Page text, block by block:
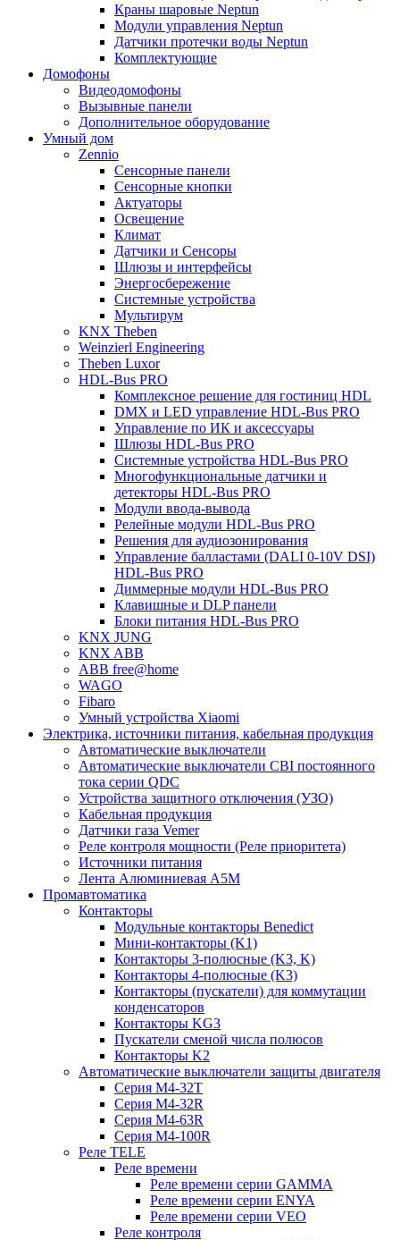
Краны шаровые Neptun
Модули управления Neptun
Датчики протечки воды Neptun
Комплектующие
Домофоны
Видеодомофоны
Вызывные панели
Дополнительное оборудование
Умный дом
Zennio
Сенсорные панели
Сенсорные кнопки
Актуаторы
Освещение
Климат
Датчики и Сенсоры
Шлюзы и интерфейсы
Энергосбережение
Системные устройства
Мультирум
KNX Theben
Weinzierl Engineering
Theben Luxor
HDL-Bus PRO
Комплексное решение для гостиниц HDL
DMX и LED управление HDL-Bus PRO
Управление по ИК и аксессуары
Шлюзы HDL-Bus PRO
Системные устройства HDL-Bus PRO
Многофункциональные датчики и
детекторы HDL-Bus PRO
Модули ввода-вывода
Релейные модули HDL-Bus PRO
Решения для аудиозонирования
Управление балластами (DALI 0-10V DSI)
HDL-Bus PRO
Диммерные модули HDL-Bus PRO
Клавишные и DLP панели
Блоки питания HDL-Bus PRO
KNX JUNG
KNX ABB
ABB free@home
WAGO
Fibaro
Умный устройства Xiaomi
Электрика, источники питания, кабельная продукция
Автоматические выключатели
Автоматические выключатели CBI постоянного
тока серии QDC
Устройства защитного отключения (УЗО)
Кабельная продукция
Датчики газа Vemer
Реле контроля мощности (Реле приоритета)
Источники питания
Лента Алюминиевая А5М
Промавтоматика
Контакторы
Модульные контакторы Benedict
Мини-контакторы (K1)
Контакторы 3-полюсные (K3, K)
Контакторы 4-полюсные (K3)
Контакторы (пускатели) для коммутации
конденсаторов
Контакторы KG3
Пускатели сменой числа полюсов
Контакторы K2
Автоматические выключатели защиты двигателя
Серия M4-32T
Серия M4-32R
Серия M4-63R
Серия M4-100R
Реле TELE
Реле времени
Реле времени серии GAMMA
Реле времени серии ENYA
Реле времени серии VEO
Реле контроля